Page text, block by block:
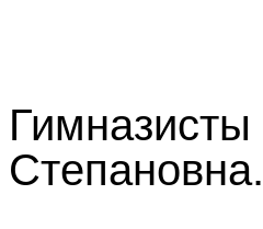
Степановна.